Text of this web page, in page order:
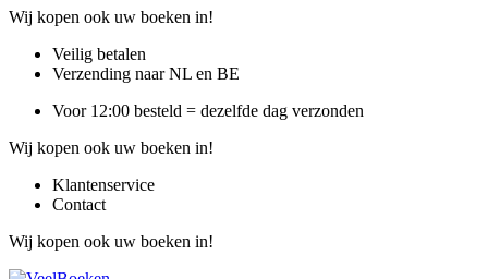
Wij kopen ook uw boeken in!
Veilig betalen
Verzending naar NL en BE
Voor 12:00 besteld = dezelfde dag verzonden
Wij kopen ook uw boeken in!
Klantenservice
Contact
Wij kopen ook uw boeken in!